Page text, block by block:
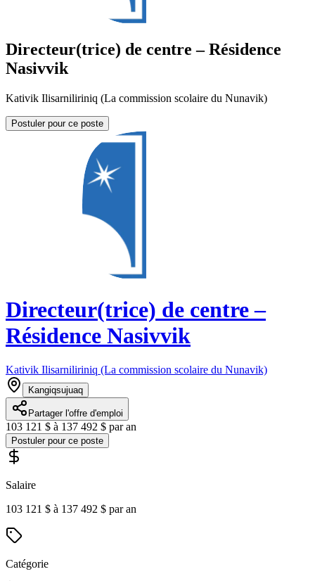
Directeur(trice) de centre – Résidence
Nasivvik
Kativik Ilisarniliriniq (La commission scolaire du Nunavik)
Postuler pour ce poste
Directeur(trice) de centre –
Résidence Nasivvik
Kativik Ilisarniliriniq (La commission scolaire du Nunavik)
Kangiqsujuaq
Partager l'offre d'emploi
103 121 $ à 137 492 $ par an
Postuler pour ce poste
Salaire
103 121 $ à 137 492 $ par an
Catégorie